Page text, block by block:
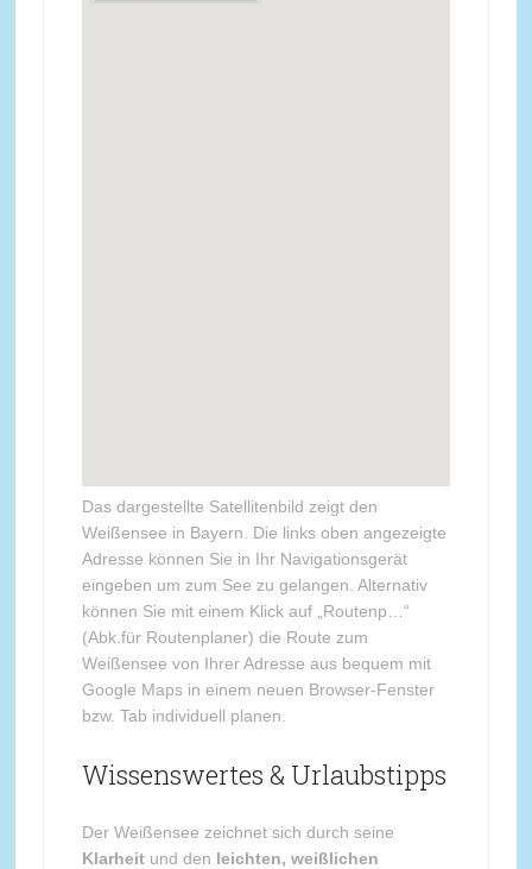
Das dargestellte Satellitenbild zeigt den
Weißensee in Bayern. Die links oben angezeigte
Adresse können Sie in Ihr Navigationsgerät
eingeben um zum See zu gelangen. Alternativ
können Sie mit einem Klick auf „Routenp…“
(Abk.für Routenplaner) die Route zum
Weißensee von Ihrer Adresse aus bequem mit
Google Maps in einem neuen Browser-Fenster
bzw. Tab individuell planen.
Wissenswertes & Urlaubstipps
Der Weißensee zeichnet sich durch seine
Klarheitund den leichten, weißlichen